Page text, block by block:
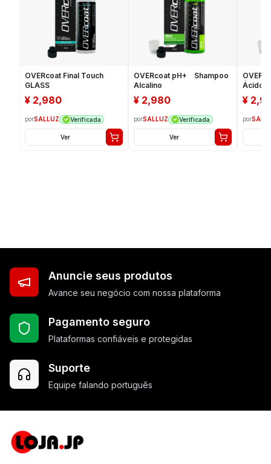
OVERcoat Final Touch
GLASS
¥ 2,980
porSALLUZ Verificada
Ver
OVERcoat pH+ Shampoo
Alcalino
¥ 2,980
porSALLUZ Verificada
Ver
Ácido
¥
por
Anuncie seus produtos
Avance seu negócio com nossa plataforma
Pagamento seguro
Plataformas confiáveis e protegidas
Suporte
Equipe falando português